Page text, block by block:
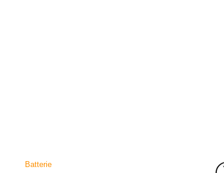
Batterie